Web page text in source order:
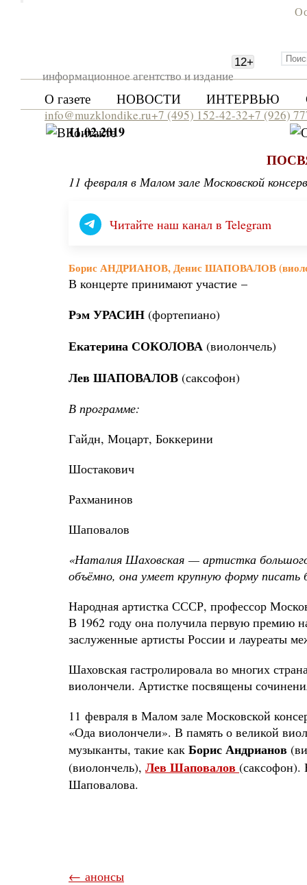
информационное агентство и издание
12+
О газете НОВОСТИ ИНТЕРВЬЮ
info@muzklondike.ru+7 (495) 152-42-32+7 (926)
11.02.2019
11 февраля в Малом зале Московской
Читайте наш канал в Telegram
Борис АНДРИАНОВ, Денис ШАПОВАЛОВ
В концерте принимают участие –
Рэм УРАСИН (фортепиано)
Екатерина СОКОЛОВА (виолончель)
Лев ШАПОВАЛОВ (саксофон)
В программе:
Гайдн, Моцарт, Боккерини – Дуэты
Шостакович – Соната для
Рахманинов – Восемь
Шаповалов –
«Наталия Шаховская — артистка большого
объёмно, она умеет крупную форму писать
Народная артистка СССР, профессор
В 1962 году она получила первую премию
заслуженные артисты России и лауреаты
Шаховская гастролировала во многих
виолончели. Артистке посвящены
11 февраля в Малом зале Московской
«Ода виолончели». В память о великой
музыканты, такие как Борис Андрианов
(виолончель), Лев Шаповалов (саксофон).
Шаповалова.
← анонсы